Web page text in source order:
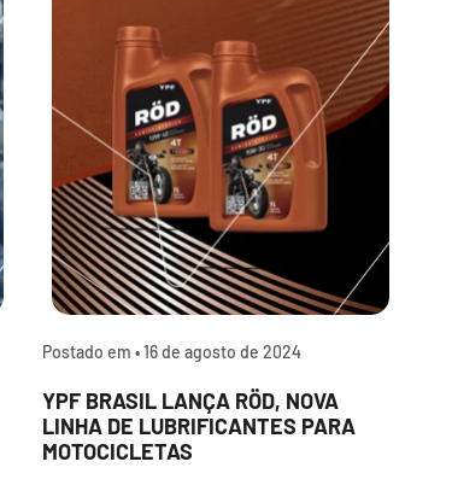
Postado em •16 de agosto de 2024
YPF BRASIL LANÇA RÖD, NOVA
LINHA DE LUBRIFICANTES PARA
MOTOCICLETAS